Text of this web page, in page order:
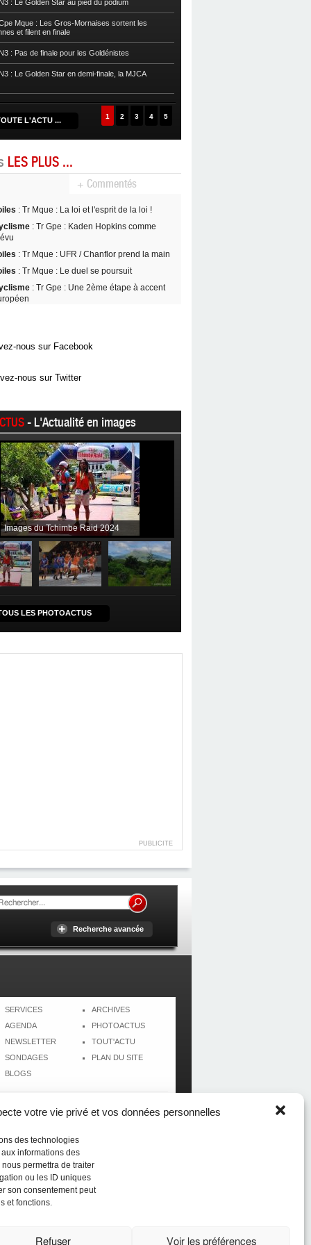
votre vie privé et vos données personnelles
des technologies
informations des
permettra de traiter
ou les ID uniques
son consentement peut
et fonctions.
Refuser Voir les préférences
: Le Golden Star au pied du podium
Mque : Les Gros-Mornaises sortent les
et filent en finale
: Pas de finale pour les Goldénistes
: Le Golden Star en demi-finale, la MJCA
L'ACTU ... 1 2 3 4 5
LES PLUS ...
+ Commentés
: Tr Mque : La loi et l'esprit de la loi !
: Tr Gpe : Kaden Hopkins comme
: Tr Mque : UFR / Chanflor prend la main
: Tr Mque : Le duel se poursuit
: Tr Gpe : Une 2ème étape à accent
nous sur Facebook
nous sur Twitter
- L'Actualité en images
Images du Tchimbe Raid 2024
LES PHOTOACTUS
PUBLICITE
Recherche avancée
SERVICES
AGENDA
NEWSLETTER
SONDAGES
BLOGS
ARCHIVES
PHOTOACTUS
TOUT'ACTU
PLAN DU SITE